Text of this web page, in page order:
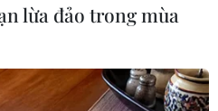
lừa đảo trong mùa